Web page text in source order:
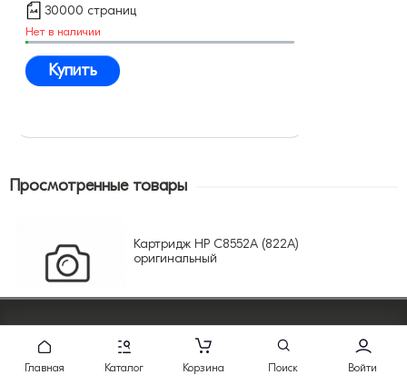
30000 страниц
Нет в наличии
Купить
Просмотренные товары
Картридж HP C8552A (822A)
оригинальный
Нужна помощь? Напишите
позвоните нам
Главная Каталог Корзина Поиск Войти